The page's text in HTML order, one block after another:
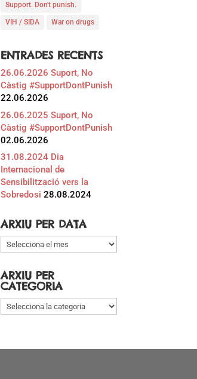
Support. Don't punish.
VIH / SIDA War on drugs
ENTRADES RECENTS
26.06.2026 Suport, No
Càstig #SupportDontPunish
22.06.2026
26.06.2025 Suport, No
Càstig #SupportDontPunish
02.06.2026
31.08.2024 Dia
Internacional de
Sensibilització vers la
Sobredosi 28.08.2024
ARXIU PER DATA
Arxiu
per
ARXIU PER
CATEGORIA
Arxiu
per